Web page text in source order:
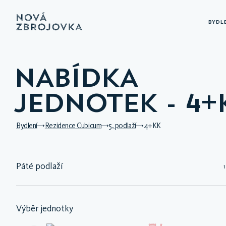
NABÍDKA
JEDNOTEK -
Bydlení Rezidence Cubicum 5. podlaží 4+KK
Páté podlaží
Výběr jednotky